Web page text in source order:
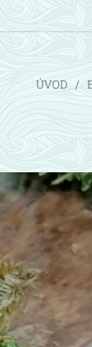
ÚVOD